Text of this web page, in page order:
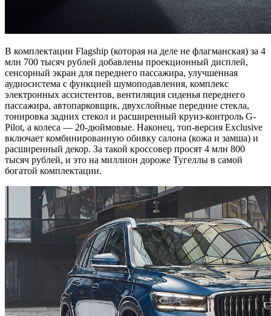
В комплектации Flagship (которая на деле не флагманская) за 4
млн 700 тысяч рублей добавлены проекционный дисплей,
сенсорный экран для переднего пассажира, улучшенная
аудиосистема с функцией шумоподавления, комплекс
электронных ассистентов, вентиляция сиденья переднего
пассажира, автопарковщик, двухслойные передние стекла,
тонировка задних стекол и расширенный круиз-контроль G-
Pilot, а колеса — 20-дюймовые. Наконец, топ-версия Exclusive
включает комбинированную обивку салона (кожа и замша) и
расширенный декор. За такой кроссовер просят 4 млн 800
тысяч рублей, и это на миллион дороже Тугеллы в самой
богатой комплектации.